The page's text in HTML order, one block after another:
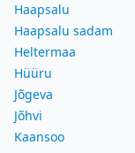
Haapsalu
Haapsalu sadam
Heltermaa
Hüüru
Jõgeva
Jõhvi
Kaansoo